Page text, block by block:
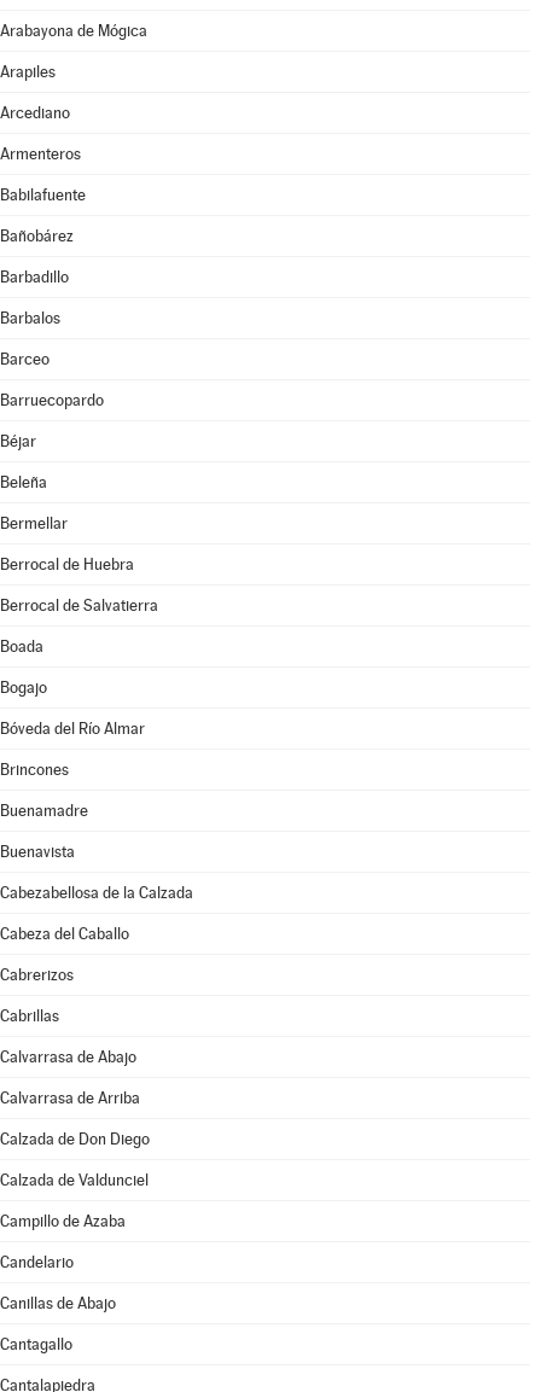
Arabayona de Mógica
Arapiles
Arcediano
Armenteros
Babilafuente
Bañobárez
Barbadillo
Barbalos
Barceo
Barruecopardo
Béjar
Beleña
Bermellar
Berrocal de Huebra
Berrocal de Salvatierra
Boada
Bogajo
Bóveda del Río Almar
Brincones
Buenamadre
Buenavista
Cabezabellosa de la Calzada
Cabeza del Caballo
Cabrerizos
Cabrillas
Calvarrasa de Abajo
Calvarrasa de Arriba
Calzada de Don Diego
Calzada de Valdunciel
Campillo de Azaba
Candelario
Canillas de Abajo
Cantagallo
Cantalapiedra